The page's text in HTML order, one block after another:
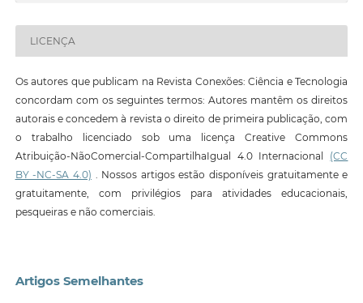
LICENÇA
Os autores que publicam na Revista Conexões: Ciência e Tecnologia
concordam com os seguintes termos: Autores mantêm os direitos
autorais e concedem à revista o direito de primeira publicação, com
o trabalho licenciado sob uma licença Creative Commons
Atribuição-NãoComercial-CompartilhaIgual 4.0 Internacional (CC
BY -NC-SA 4.0) . Nossos artigos estão disponíveis gratuitamente e
gratuitamente, com privilégios para atividades educacionais,
pesqueiras e não comerciais.
Artigos Semelhantes